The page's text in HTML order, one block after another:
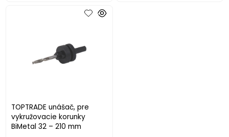
TOPTRADE unášač, pre
vykružovacie korunky
BiMetal 32 – 210 mm